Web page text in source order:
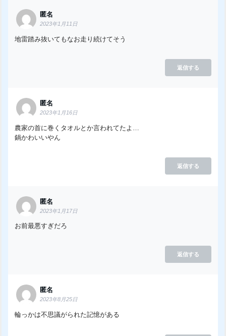
匿名
2023年1月11日
地雷踏み抜いてもなお走り続けてそう
返信する
匿名
2023年1月16日
農家の首に巻くタオルとか言われてたよ…
鍋かわいいやん
返信する
匿名
2023年1月17日
お前最悪すぎだろ
返信する
匿名
2023年8月25日
輪っかは不思議がられた記憶がある